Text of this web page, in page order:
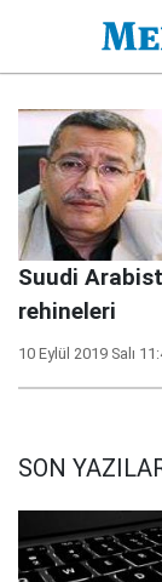
Suudi
rehineleri
10 Eylül 2019 Salı
SON